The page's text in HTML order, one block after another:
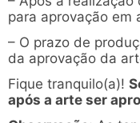
para aprovação em
– O prazo de
da aprovação da
Fique tranquilo(a)!
após a arte ser